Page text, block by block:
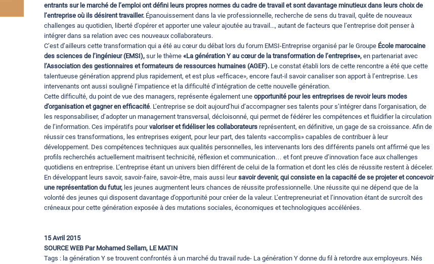
entrants sur le marché de l’emploi ont défini leurs propres normes du cadre de travail et sont davantage minutieux dans leurs choix de
l’entreprise où ils désirent travailler. Épanouissement dans la vie professionnelle, recherche de sens du travail, quête de nouveaux
challenges au quotidien, liberté d’opérer et apporter une valeur ajoutée au travail..., autant de facteurs que l’entreprise doit penser à
intégrer dans sa relation avec ces nouveaux collaborateurs.
C’est d’ailleurs cette transformation qui a été au cœur du débat lors du forum EMSI-Entreprise organisé par le Groupe École marocaine
des sciences de l’ingénieur (EMSI), sur le thème «La génération Y au cœur de la transformation de l’entreprise», en partenariat avec
l’Association des gestionnaires et formateurs de ressources humaines (AGEF). Le constat établi lors de cette rencontre a été que cette
talentueuse génération apprend plus rapidement, et est plus «efficace», encore faut-il savoir canaliser son apport à l’entreprise. Les
intervenants ont aussi souligné l’impatience et la difficulté d’intégration de cette nouvelle génération.
Cette difficulté, du point de vue des managers, représente également une opportunité pour les entreprises de revoir leurs modes
d’organisation et gagner en efficacité. L’entreprise se doit aujourd’hui d’accompagner ses talents pour s’intégrer dans l’organisation, de
les responsabiliser, d’adopter un management transversal, décloisonné, qui permet de fédérer les compétences et fluidifier la circulation
de l’information. Ces impératifs pourvaloriser et fidéliser les collaborateurs représentent, en définitive, un gage de sa croissance. Afin de
réussir ces transformations, les entreprises exigent, pour leur part, des talents «accomplis» capables de contribuer à leur
développement. Des compétences techniques aux qualités personnelles, les intervenants lors des différents panels ont affirmé que les
profils recherchés actuellement maitrisent technicité, réflexion et communication… et font preuve d’innovation face aux challenges
quotidiens en entreprise. L’entreprise étant un univers bien différent de celui de la formation et dont les clés de réussite restent à déceler.
En développant leurs savoir, savoir-faire, savoir-être, mais aussi leursavoir devenir, qui consiste en la capacité de se projeter et concevoir
une représentation du futur, les jeunes augmentent leurs chances de réussite professionnelle. Une réussite qui ne dépend que de la
volonté des jeunes qui disposent davantage d’opportunité pour créer de la valeur. L’entrepreneuriat et l’innovation étant de surcroît des
créneaux pour cette génération exposée à des mutations sociales, économiques et technologiques accélérées.
15 Avril 2015
SOURCE WEB Par Mohamed Sellam, LE MATIN
Tags : la génération Y se trouvent confrontés à un marché du travail rude- La génération Y donne du fil à retordre aux employeurs. Nés